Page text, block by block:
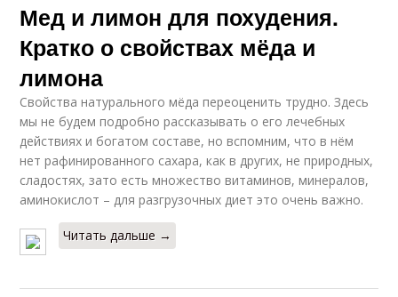
Мед и лимон для похудения.
Кратко о свойствах мёда и
лимона
Свойства натурального мёда переоценить трудно. Здесь
мы не будем подробно рассказывать о его лечебных
действиях и богатом составе, но вспомним, что в нём
нет рафинированного сахара, как в других, не природных,
сладостях, зато есть множество витаминов, минералов,
аминокислот – для разгрузочных диет это очень важно.
Читать дальше →